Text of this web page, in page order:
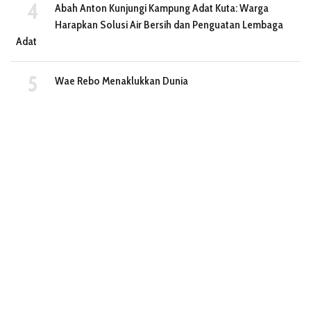
Abah Anton Kunjungi Kampung Adat Kuta: Warga
Harapkan Solusi Air Bersih dan Penguatan Lembaga
Adat
Wae Rebo Menaklukkan Dunia